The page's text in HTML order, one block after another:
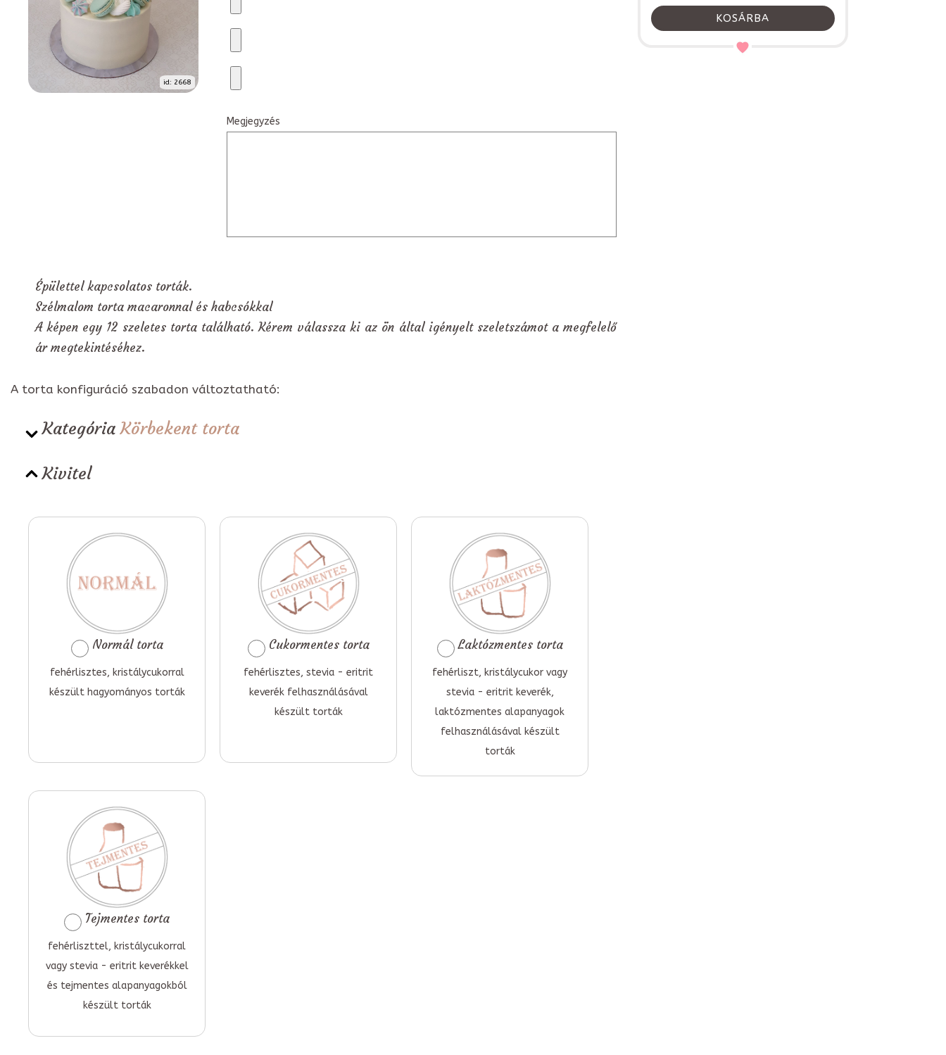
id: 2668
Megjegyzés
Épülettel kapcsolatos torták.
Szélmalom torta macaronnal és habcsókkal
A képen egy 12 szeletes torta található. Kérem válassza ki az ön által igényelt szeletszámot a megfelelő
ár megtekintéséhez.
A torta konfiguráció szabadon változtatható:
KategóriaKörbekent torta
Kivitel
Normál torta
fehérlisztes, kristálycukorral
készült hagyományos torták
Cukormentes torta
fehérlisztes, stevia - eritrit
keverék felhasználásával
készült torták
Laktózmentes torta
fehérliszt, kristálycukor vagy
stevia - eritrit keverék,
laktózmentes alapanyagok
felhasználásával készült
torták
Tejmentes torta
fehérliszttel, kristálycukorral
vagy stevia - eritrit keverékkel
és tejmentes alapanyagokból
készült torták
KOSÁRBA